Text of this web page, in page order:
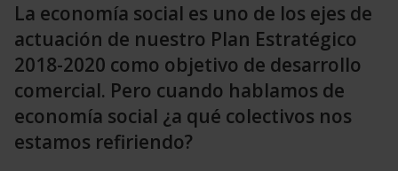
La economía social es uno de los ejes de
actuación de nuestro Plan Estratégico
2018-2020 como objetivo de desarrollo
comercial. Pero cuando hablamos de
economía social ¿a qué colectivos nos
estamos refiriendo?